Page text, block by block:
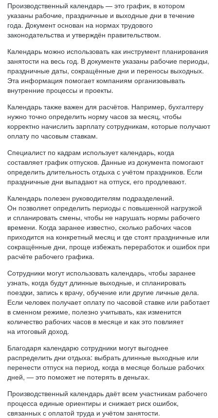
Производственный календарь — это график, в котором
указаны рабочие, праздничные и выходные дни в течение
года. Документ основан на нормах трудового
законодательства и утверждён правительством.
Календарь можно использовать как инструмент планирования
занятости на весь год. В документе указаны рабочие периоды,
праздничные даты, сокращённые дни и переносы выходных.
Эта информация помогает компаниям организовывать
внутренние процессы и проекты.
Календарь также важен для расчётов. Например, бухгалтеру
нужно точно определить норму часов за месяц, чтобы
корректно начислить зарплату сотрудникам, которые получают
оплату по часовым ставкам.
Специалист по кадрам использует календарь, когда
составляет график отпусков. Данные из документа помогают
определить длительность отдыха с учётом праздников. Если
праздничные дни выпадают на отпуск, его продлевают.
Календарь полезен руководителям подразделений.
Он позволяет определить периоды с повышенной нагрузкой
и спланировать смены, чтобы не нарушать нормы рабочего
времени. Когда заранее известно, сколько рабочих часов
приходится на конкретный месяц и где стоят праздничные или
сокращённые дни, проще избежать переработок и ошибок при
расчёте рабочего графика.
Сотрудники могут использовать календарь, чтобы заранее
узнать, когда будут длинные выходные, и спланировать
поездки, запись к врачу, обучение или другие личные дела.
Если человек получает оплату по часовой ставке или работает
в сменном режиме, полезно учитывать, как изменится
количество рабочих часов в месяце и как это повлияет
на итоговый доход.
Благодаря календарю сотрудники могут выгоднее
распределить дни отдыха: выбрать длинные выходные или
перенести отпуск на период, когда в месяце больше рабочих
дней, — это поможет не потерять в деньгах.
Производственный календарь даёт всем участникам рабочего
процесса единые ориентиры и снижает риск ошибок,
связанных с оплатой труда и учётом занятости.